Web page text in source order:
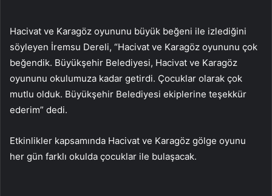
Hacivat ve Karagöz oyununu büyük beğeni ile izlediğini
söyleyen İremsu Dereli, “Hacivat ve Karagöz oyununu çok
beğendik. Büyükşehir Belediyesi, Hacivat ve Karagöz
oyununu okulumuza kadar getirdi. Çocuklar olarak çok
mutlu olduk. Büyükşehir Belediyesi ekiplerine teşekkür
ederim” dedi.
Etkinlikler kapsamında Hacivat ve Karagöz gölge oyunu
her gün farklı okulda çocuklar ile bulaşacak.